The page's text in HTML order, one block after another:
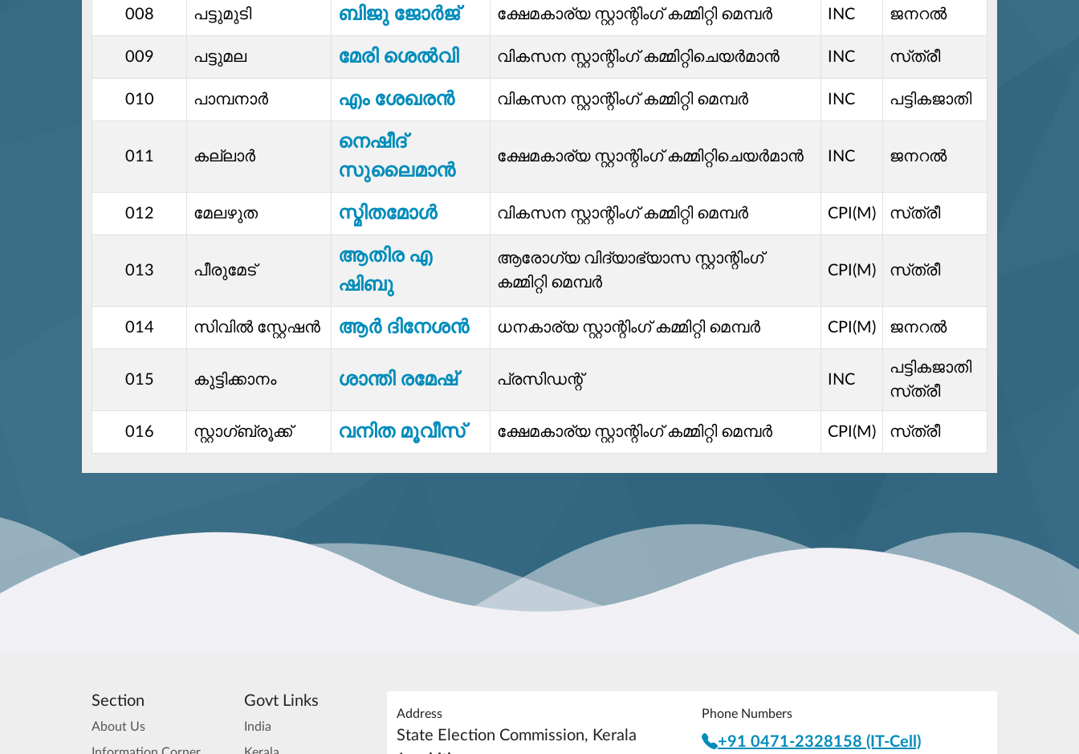
008 പട്ടുമുടി ബിജു ജോര്‍ജ് ക്ഷേമകാര്യ സ്റ്റാന്റിംഗ് കമ്മിറ്റി മെമ്പർ INC ജനറൽ
009 പട്ടുമല മേരി ശെല്‍വി വികസന സ്റ്റാന്റിംഗ് കമ്മിറ്റിചെയർമാൻ INC സ്‌ത്രീ
010 പാമ്പനാർ എം ശേഖരൻ വികസന സ്റ്റാന്റിംഗ് കമ്മിറ്റി മെമ്പർ INC പട്ടികജാതി
011 കല്ലാർ
നെഷീദ്
സുലൈമാൻ
ക്ഷേമകാര്യ സ്റ്റാന്റിംഗ് കമ്മിറ്റിചെയർമാൻ INC ജനറൽ
012 മേലഴുത സ്മിതമോൾ വികസന സ്റ്റാന്റിംഗ് കമ്മിറ്റി മെമ്പർ CPI(M) സ്‌ത്രീ
013 പീരുമേട്
ആതിര എ
ഷിബു
ആരോഗ്യ വിദ്യാഭ്യാസ സ്റ്റാന്റിംഗ്
കമ്മിറ്റി മെമ്പർ
CPI(M) സ്‌ത്രീ
014 സിവില്‍ സ്റ്റേഷൻ ആര്‍ ദിനേശൻ ധനകാര്യ സ്റ്റാന്റിംഗ് കമ്മിറ്റി മെമ്പർ CPI(M) ജനറൽ
015 കുട്ടിക്കാനം ശാന്തി രമേഷ് പ്രസിഡന്റ് INC
പട്ടികജാതി
സ്‌ത്രീ
016 സ്റ്റാഗ്ബ്രൂക്ക് വനിത മൂവീസ് ക്ഷേമകാര്യ സ്റ്റാന്റിംഗ് കമ്മിറ്റി മെമ്പർ CPI(M) സ്‌ത്രീ
Section
About Us
Govt Links
India
Address
State Election Commission, Kerala
Phone Numbers
+91 0471-2328158 (IT-Cell)